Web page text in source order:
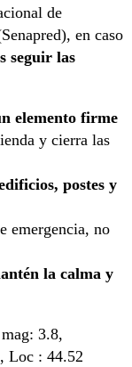
de
en caso
seguir las
elemento firme
y cierra las
postes y
emergencia, no
la calma y
3.8,
Loc : 44.52